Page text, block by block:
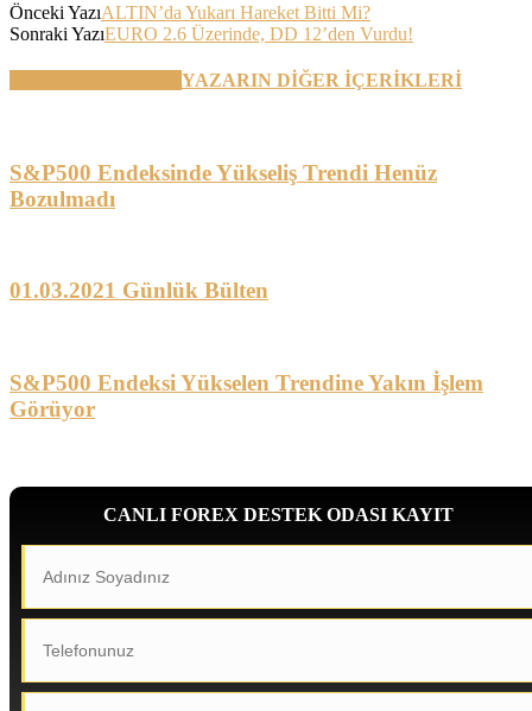
Önceki YazıALTIN’da Yukarı Hareket Bitti Mi?
Sonraki YazıEURO 2.6 Üzerinde, DD 12’den Vurdu!
YAZARIN DİĞER İÇERİKLERİ
S&P500 Endeksinde Yükseliş Trendi Henüz
Bozulmadı
01.03.2021 Günlük Bülten
S&P500 Endeksi Yükselen Trendine Yakın İşlem
Görüyor
CANLI FOREX DESTEK ODASI KAYIT